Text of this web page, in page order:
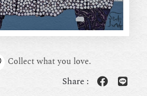
Collect what you love.
Share :